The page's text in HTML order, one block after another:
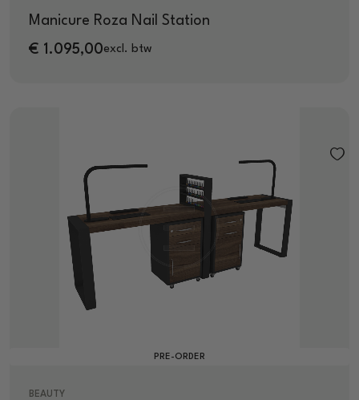
Manicure Roza Nail Station
€ 1.095,00excl. btw
PRE-ORDER
BEAUTY